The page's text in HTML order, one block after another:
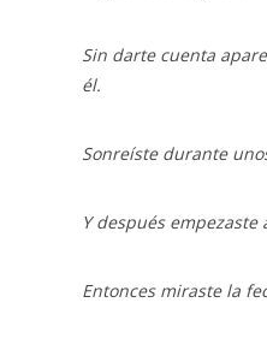
Sin darte cuenta
él.
Sonreíste durante
Y después empezaste
Entonces miraste la